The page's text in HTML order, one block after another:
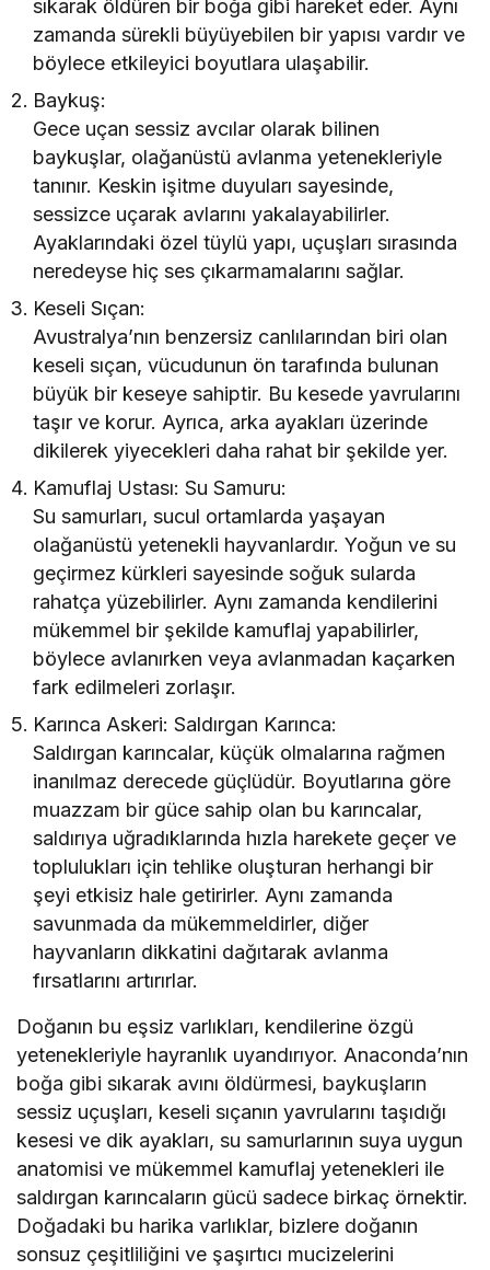
sıkarak öldüren bir boğa gibi hareket eder. Aynı
zamanda sürekli büyüyebilen bir yapısı vardır ve
böylece etkileyici boyutlara ulaşabilir.
Baykuş:
Gece uçan sessiz avcılar olarak bilinen
baykuşlar, olağanüstü avlanma yetenekleriyle
tanınır. Keskin işitme duyuları sayesinde,
sessizce uçarak avlarını yakalayabilirler.
Ayaklarındaki özel tüylü yapı, uçuşları sırasında
neredeyse hiç ses çıkarmamalarını sağlar.
Keseli Sıçan:
Avustralya’nın benzersiz canlılarından biri olan
keseli sıçan, vücudunun ön tarafında bulunan
büyük bir keseye sahiptir. Bu kesede yavrularını
taşır ve korur. Ayrıca, arka ayakları üzerinde
dikilerek yiyecekleri daha rahat bir şekilde yer.
Kamuflaj Ustası: Su Samuru:
Su samurları, sucul ortamlarda yaşayan
olağanüstü yetenekli hayvanlardır. Yoğun ve su
geçirmez kürkleri sayesinde soğuk sularda
rahatça yüzebilirler. Aynı zamanda kendilerini
mükemmel bir şekilde kamuflaj yapabilirler,
böylece avlanırken veya avlanmadan kaçarken
fark edilmeleri zorlaşır.
Karınca Askeri: Saldırgan Karınca:
Saldırgan karıncalar, küçük olmalarına rağmen
inanılmaz derecede güçlüdür. Boyutlarına göre
muazzam bir güce sahip olan bu karıncalar,
saldırıya uğradıklarında hızla harekete geçer ve
toplulukları için tehlike oluşturan herhangi bir
şeyi etkisiz hale getirirler. Aynı zamanda
savunmada da mükemmeldirler, diğer
hayvanların dikkatini dağıtarak avlanma
fırsatlarını artırırlar.
Doğanın bu eşsiz varlıkları, kendilerine özgü
yetenekleriyle hayranlık uyandırıyor. Anaconda’nın
boğa gibi sıkarak avını öldürmesi, baykuşların
sessiz uçuşları, keseli sıçanın yavrularını taşıdığı
kesesi ve dik ayakları, su samurlarının suya uygun
anatomisi ve mükemmel kamuflaj yetenekleri ile
saldırgan karıncaların gücü sadece birkaç örnektir.
Doğadaki bu harika varlıklar, bizlere doğanın
sonsuz çeşitliliğini ve şaşırtıcı mucizelerini